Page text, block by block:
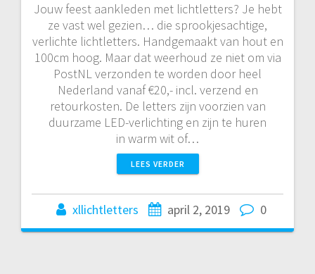
Jouw feest aankleden met lichtletters? Je hebt
ze vast wel gezien… die sprookjesachtige,
verlichte lichtletters. Handgemaakt van hout en
100cm hoog. Maar dat weerhoud ze niet om via
PostNL verzonden te worden door heel
Nederland vanaf €20,- incl. verzend en
retourkosten. De letters zijn voorzien van
duurzame LED-verlichting en zijn te huren
in warm wit of…
LEES VERDER
xllichtletters april 2, 2019 0